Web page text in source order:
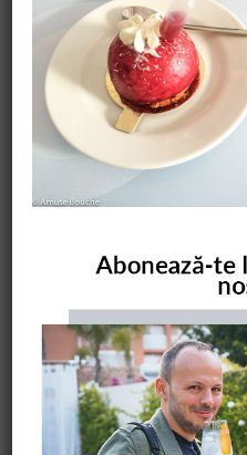
CAUTARE
COMANDĂ CARTEA NOASTRĂ